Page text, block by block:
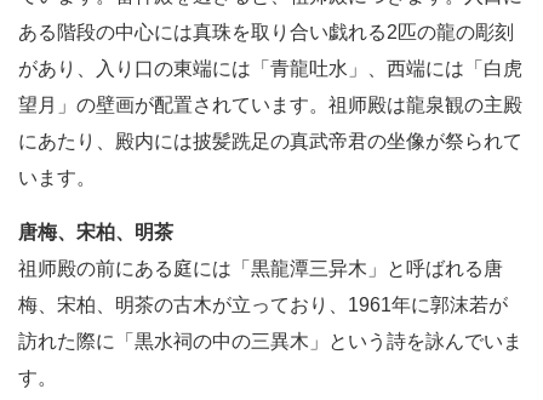
ある階段の中心には真珠を取り合い戯れる2匹の龍の彫刻
があり、入り口の東端には「青龍吐水」、西端には「白虎
望月」の壁画が配置されています。祖师殿は龍泉観の主殿
にあたり、殿内には披髪跣足の真武帝君の坐像が祭られて
います。
唐梅、宋柏、明茶
祖师殿の前にある庭には「黒龍潭三异木」と呼ばれる唐
梅、宋柏、明茶の古木が立っており、1961年に郭沫若が
訪れた際に「黒水祠の中の三異木」という詩を詠んでいま
す。